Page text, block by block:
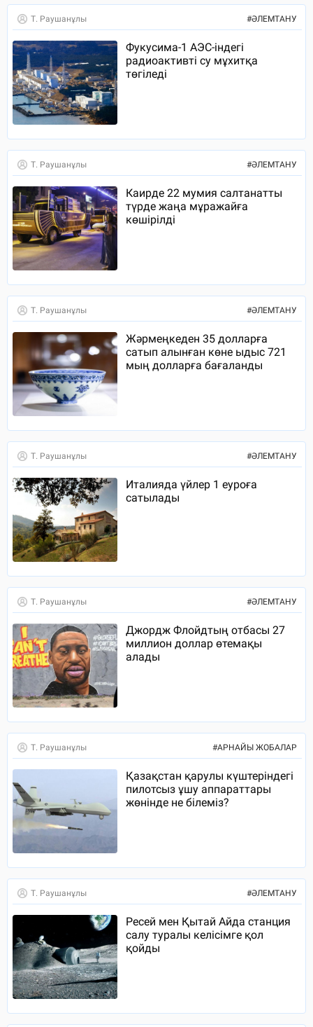
Т. Раушанұлы #ӘЛЕМТАНУ
Фукусима-1 АЭС-індегі
радиоактивті су мұхитқа
төгіледі
Т. Раушанұлы #ӘЛЕМТАНУ
Каирде 22 мумия салтанатты
түрде жаңа мұражайға
көшірілді
Т. Раушанұлы #ӘЛЕМТАНУ
Жәрмеңкеден 35 долларға
сатып алынған көне ыдыс 721
мың долларға бағаланды
Т. Раушанұлы #ӘЛЕМТАНУ
Италияда үйлер 1 еуроға
сатылады
Т. Раушанұлы #ӘЛЕМТАНУ
Джордж Флойдтың отбасы 27
миллион доллар өтемақы
алады
Т. Раушанұлы #АРНАЙЫ ЖОБАЛАР
Қазақстан қарулы күштеріндегі
пилотсыз ұшу аппараттары
жөнінде не білеміз?
Т. Раушанұлы #ӘЛЕМТАНУ
Ресей мен Қытай Айда станция
салу туралы келісімге қол
қойды